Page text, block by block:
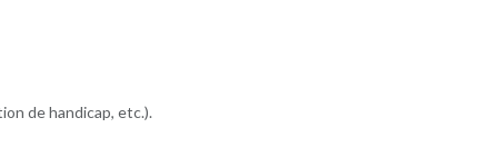
de handicap, etc.).